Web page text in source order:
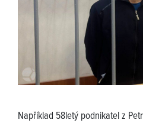
Například 58letý podnikatel z